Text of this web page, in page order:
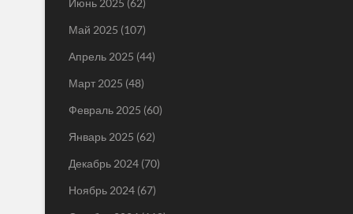
Июнь 2025 (62)
Май 2025 (107)
Апрель 2025 (44)
Март 2025 (48)
Февраль 2025 (60)
Январь 2025 (62)
Декабрь 2024 (70)
Ноябрь 2024 (67)